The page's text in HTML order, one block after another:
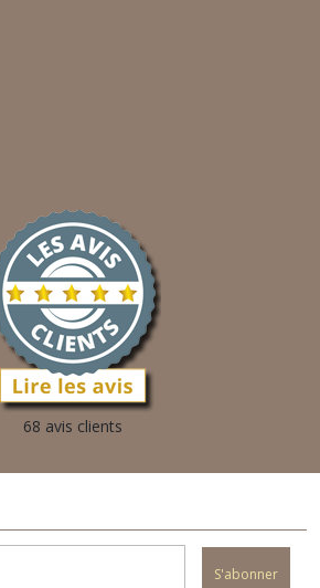
68 avis clients
S'abonner